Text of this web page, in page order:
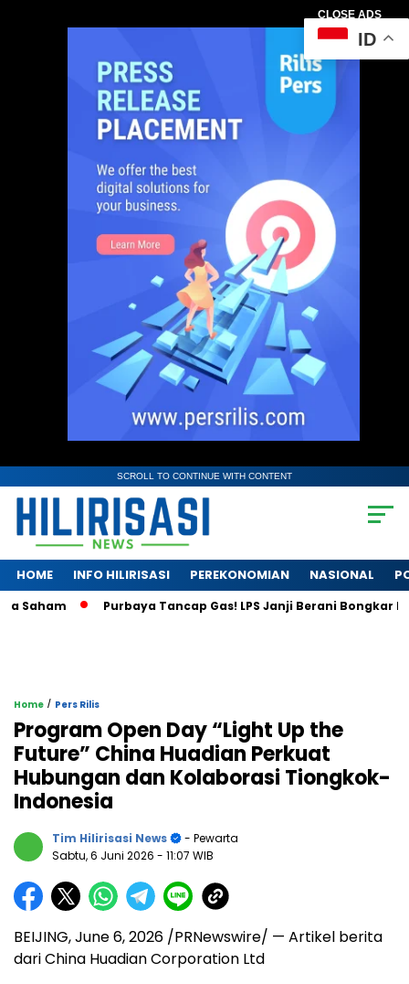
CLOSE ADS
SCROLL TO CONTINUE WITH CONTENT
HOME INFO HILIRISASI PEREKONOMIAN NASIONAL
Purbaya Tancap Gas! LPS Janji Berani Bongkar Krisis
Home / Pers Rilis
Program Open Day “Light Up the
Future” China Huadian Perkuat
Hubungan dan Kolaborasi Tiongkok-
Indonesia
Tim Hilirisasi News
- Pewarta
Sabtu, 6 Juni 2026 - 11:07 WIB
BEIJING, June 6, 2026 /PRNewswire/ — Artikel berita
dari China Huadian Corporation Ltd
ID